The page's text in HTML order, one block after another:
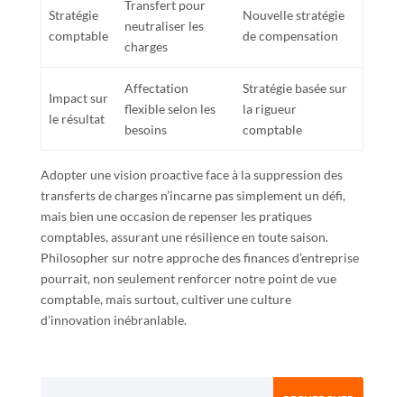
Stratégie
comptable
Transfert pour
neutraliser les
charges
Nouvelle stratégie
de compensation
Impact sur
le résultat
Affectation
flexible selon les
besoins
Stratégie basée sur
la rigueur
comptable
Adopter une vision proactive face à la suppression des
transferts de charges n’incarne pas simplement un défi,
mais bien une occasion de repenser les pratiques
comptables, assurant une résilience en toute saison.
Philosopher sur notre approche des finances d’entreprise
pourrait, non seulement renforcer notre point de vue
comptable, mais surtout, cultiver une culture
d’innovation inébranlable.